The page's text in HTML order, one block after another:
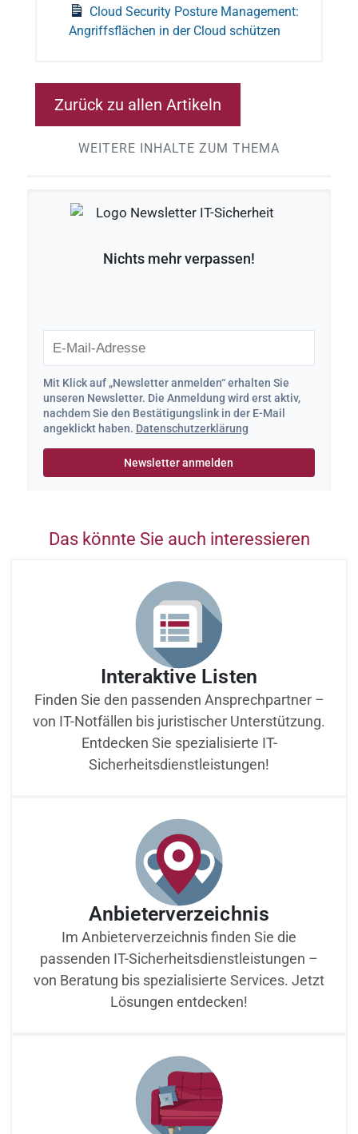
Cloud Security Posture Management:
Angriffsflächen in der Cloud schützen
Zurück zu allen Artikeln
WEITERE INHALTE ZUM THEMA
Nichts mehr verpassen!
Mit Klick auf „Newsletter anmelden“ erhalten Sie
unseren Newsletter. Die Anmeldung wird erst aktiv,
nachdem Sie den Bestätigungslink in der E-Mail
angeklickt haben. Datenschutzerklärung
Das könnte Sie auch interessieren
Interaktive Listen
Finden Sie den passenden Ansprechpartner –
von IT-Notfällen bis juristischer Unterstützung.
Entdecken Sie spezialisierte IT-
Sicherheitsdienstleistungen!
Anbieterverzeichnis
Im Anbieterverzeichnis finden Sie die
passenden IT-Sicherheitsdienstleistungen –
von Beratung bis spezialisierte Services. Jetzt
Lösungen entdecken!